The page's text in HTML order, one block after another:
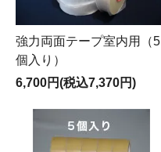
強力両面テープ室内用（5
個入り）
6,700円(税込7,370円)